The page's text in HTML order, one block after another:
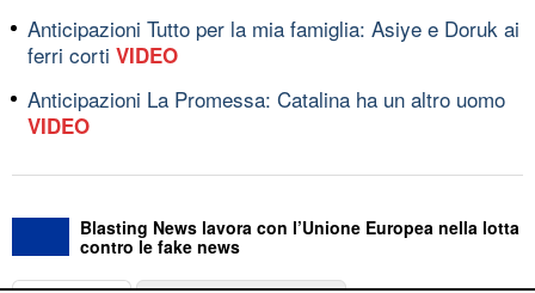
Anticipazioni Tutto per la mia famiglia: Asiye e Doruk ai
ferri corti VIDEO
Anticipazioni La Promessa: Catalina ha un altro uomo
VIDEO
Blasting News lavora con l’Unione Europea nella lotta
contro le fake news